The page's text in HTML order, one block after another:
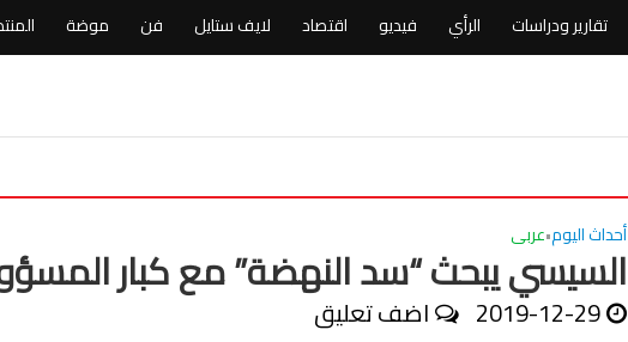
تقارير ودراسات الرأي فيديو اقتصاد لايف ستايل فن موضة
أحداث اليوم•عربى
السيسي يبحث “سد النهضة” مع كبار
2019-12-29 اضف تعليق